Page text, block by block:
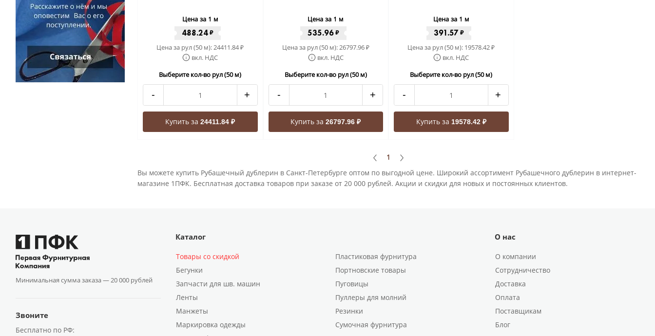
Цена за 1 м
488.24₽
Цена за рул (50 м):24411.84₽
вкл. НДС
Выберите кол-во рул (50 м)
- +
Купить за24411.84 ₽
Цена за 1 м
535.96₽
Цена за рул (50 м):26797.96₽
вкл. НДС
Выберите кол-во рул (50 м)
- +
Купить за26797.96 ₽
Цена за 1 м
391.57₽
Цена за рул (50 м): 19578.42₽
вкл. НДС
Выберите кол-во рул (50 м)
- +
Купить за 19578.42 ₽
1
Вы можете купить Рубашечный дублерин в Санкт-Петербурге оптом по выгодной цене. Широкий ассортимент Рубашечного дублерин в интернет-
магазине 1ПФК. Бесплатная доставка товаров при заказе от 20 000 рублей. Акции и скидки для новых и постоянных клиентов.
Минимальная сумма заказа —20 000 рублей
Звоните
Бесплатно по РФ:
Каталог
Товары со скидкой
Бегунки
Запчасти для шв. машин
Ленты
Манжеты
Маркировка одежды
Пластиковая фурнитура
Портновские товары
Пуговицы
Пуллеры для молний
Резинки
Сумочная фурнитура
О нас
О компании
Сотрудничество
Доставка
Оплата
Поставщикам
Блог